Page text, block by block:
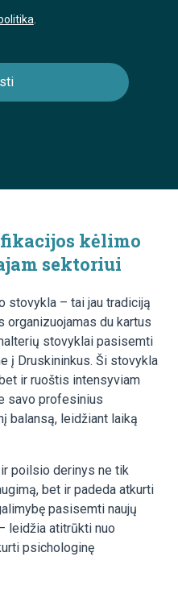
kėlimo
sektoriui
stovykla – tai jau tradiciją
organizuojamas du kartus
stovyklai pasisemti
į Druskininkus. Ši stovykla
ir ruoštis intensyviam
savo profesinius
balansą, leidžiant laiką
poilsio derinys ne tik
bet ir padeda atkurti
pasisemti naujų
leidžia atitrūkti nuo
psichologinę